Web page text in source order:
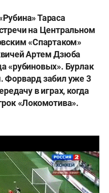
Тараса
на Центральном
«Спартаком»
Артем Дзюба
«рубиновых». Бурлак
забил уже 3
в играх, когда
«Локомотива».